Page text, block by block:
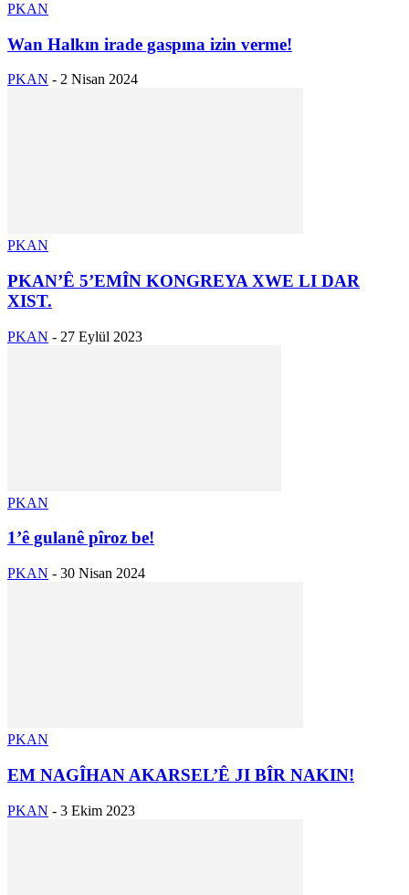
PKAN
Wan Halkın irade gaspına izin verme!
PKAN - 2 Nisan 2024
PKAN
PKAN’Ê 5’EMÎN KONGREYA XWE LI DAR
XIST.
PKAN - 27 Eylül 2023
PKAN
1’ê gulanê pîroz be!
PKAN - 30 Nisan 2024
PKAN
EM NAGÎHAN AKARSEL’Ê JI BÎR NAKIN!
PKAN - 3 Ekim 2023